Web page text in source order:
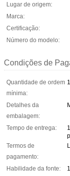
Lugar de origem:
Marca:
Certificação:
Número do modelo:
Condições de
Quantidade de ordem
mínima:
1
Detalhes da
embalagem:
Tempo de entrega:
Termos de
pagamento:
Habilidade da fonte: